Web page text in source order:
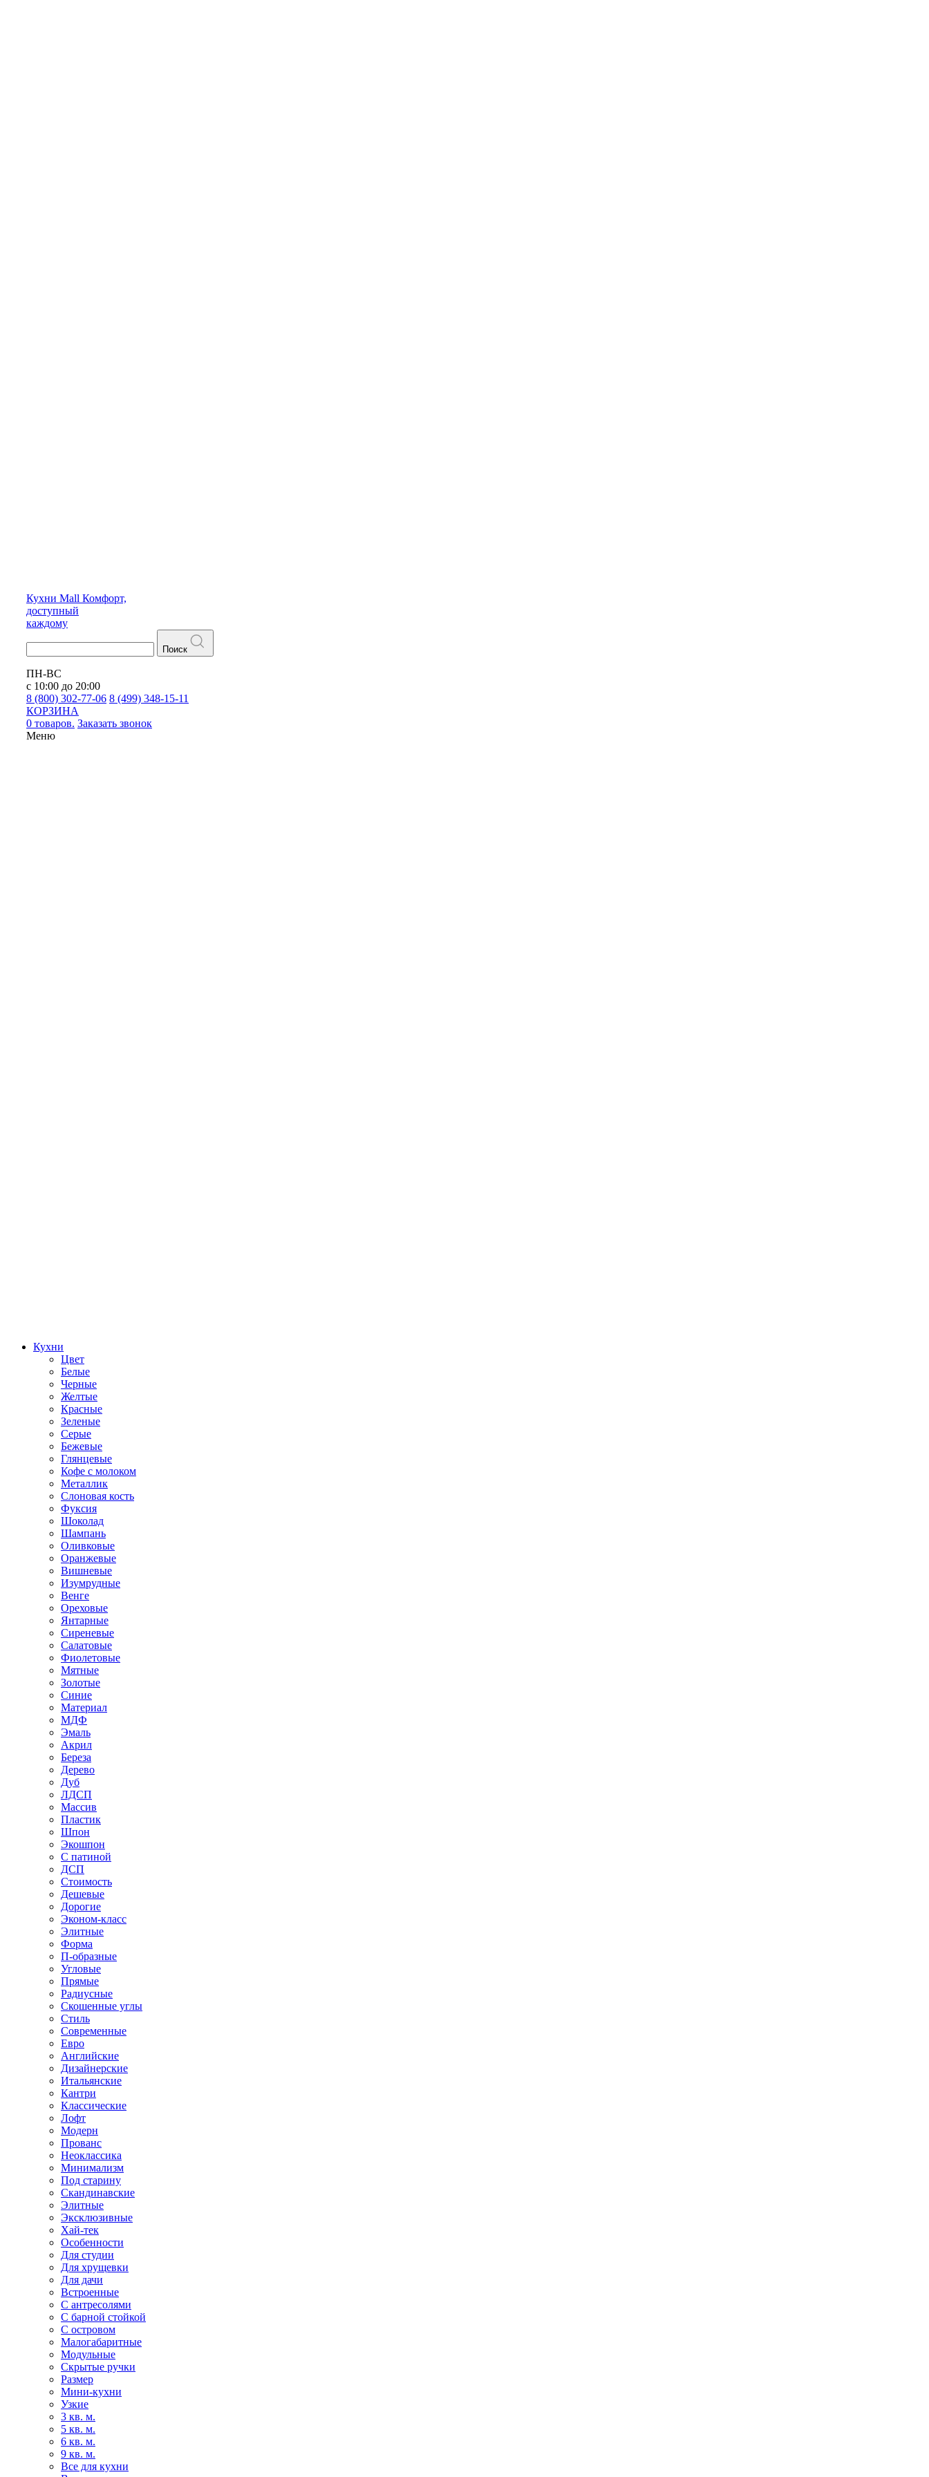
Кухни Mall Комфорт,
доступный
каждому
Поиск
ПН-ВС
с 10:00 до 20:00
8 (800) 302-77-06 8 (499) 348-15-11
КОРЗИНА
0 товаров. Заказать звонок
Меню
Кухни
Цвет
Белые
Черные
Желтые
Красные
Зеленые
Серые
Бежевые
Глянцевые
Кофе с молоком
Металлик
Слоновая кость
Фуксия
Шоколад
Шампань
Оливковые
Оранжевые
Вишневые
Изумрудные
Венге
Ореховые
Янтарные
Сиреневые
Салатовые
Фиолетовые
Мятные
Золотые
Синие
Материал
МДФ
Эмаль
Акрил
Береза
Дерево
Дуб
ЛДСП
Массив
Пластик
Шпон
Экошпон
С патиной
ДСП
Стоимость
Дешевые
Дорогие
Эконом-класс
Элитные
Форма
П-образные
Угловые
Прямые
Радиусные
Скошенные углы
Стиль
Современные
Евро
Английские
Дизайнерские
Итальянские
Кантри
Классические
Лофт
Модерн
Прованс
Неоклассика
Минимализм
Под старину
Скандинавские
Элитные
Эксклюзивные
Хай-тек
Особенности
Для студии
Для хрущевки
Для дачи
Встроенные
С антресолями
С барной стойкой
С островом
Малогабаритные
Модульные
Скрытые ручки
Размер
Мини-кухни
Узкие
3 кв. м.
5 кв. м.
6 кв. м.
9 кв. м.
Все для кухни